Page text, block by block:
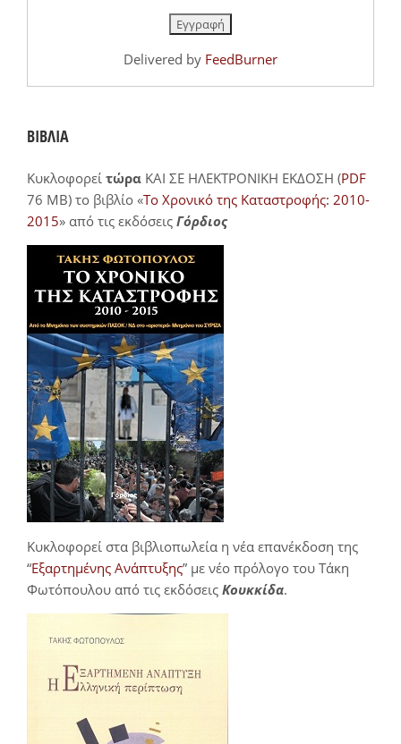
Delivered by FeedBurner
ΒΙΒΛΙΑ
Κυκλοφορεί τώρα ΚΑΙ ΣΕ ΗΛΕΚΤΡΟΝΙΚΗ ΕΚΔΟΣΗ (PDF
76 MB) το βιβλίο «Το Χρονικό της Καταστροφής: 2010-
2015» από τις εκδόσεις Γόρδιος
Κυκλοφορεί στα βιβλιοπωλεία η νέα επανέκδοση της
“Εξαρτημένης Ανάπτυξης” με νέο πρόλογο του Τάκη
Φωτόπουλου από τις εκδόσεις Κουκκίδα.